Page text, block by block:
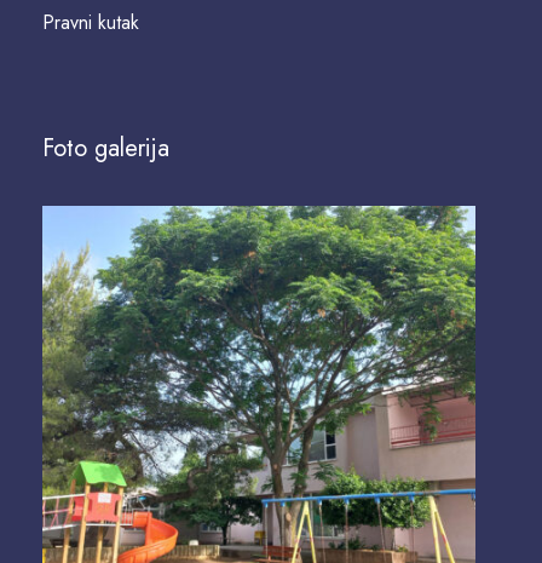
Pravni kutak
Foto galerija